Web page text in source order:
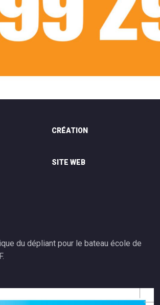
CRÉATION
SITE WEB
du dépliant pour le bateau école de